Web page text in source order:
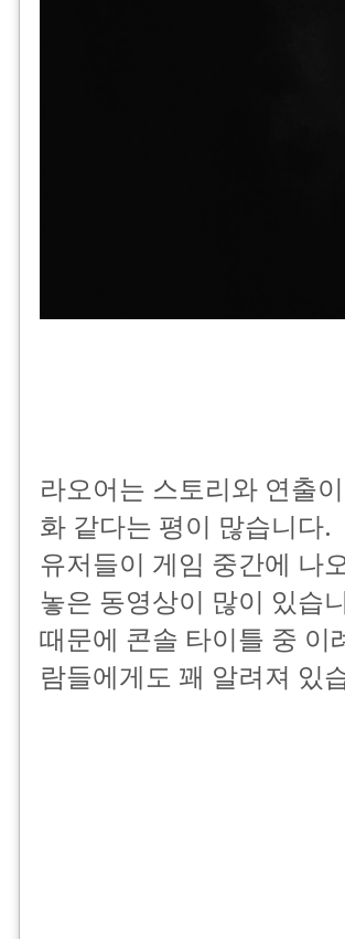
라오어는 스토리와 연출
화 같다는 평이 많습니다.
유저들이 게임 중간에 나
놓은 동영상이 많이 있습
때문에 콘솔 타이틀 중 이
람들에게도 꽤 알려져 있